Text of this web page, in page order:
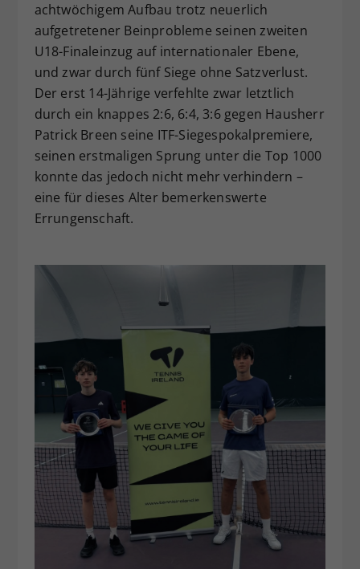
achtwöchigem Aufbau trotz neuerlich
aufgetretener Beinprobleme seinen zweiten
U18-Finaleinzug auf internationaler Ebene,
und zwar durch fünf Siege ohne Satzverlust.
Der erst 14-Jährige verfehlte zwar letztlich
durch ein knappes 2:6, 6:4, 3:6 gegen Hausherr
Patrick Breen seine ITF-Siegespokalpremiere,
seinen erstmaligen Sprung unter die Top 1000
konnte das jedoch nicht mehr verhindern –
eine für dieses Alter bemerkenswerte
Errungenschaft.